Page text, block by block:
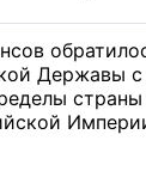
Державы